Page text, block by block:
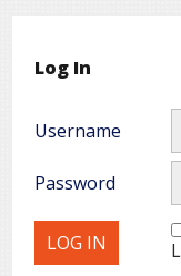
Log In
Username
Password